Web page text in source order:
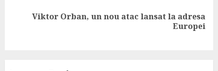
NextViktor Orban, un nou atac lansat la adresa
Europei